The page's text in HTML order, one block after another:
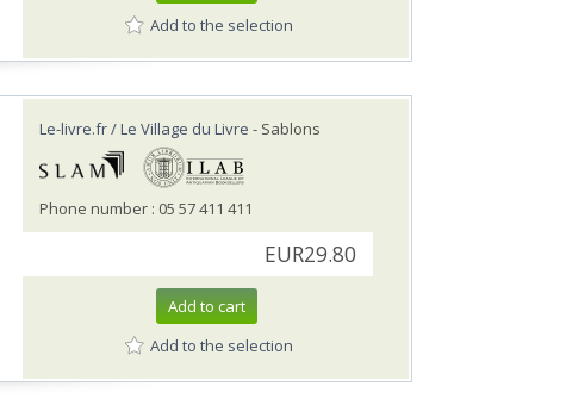
Add to the selection
Le-livre.fr / Le Village du Livre - Sablons
Phone number : 05 57 411 411
EUR29.80
Add to cart
Add to the selection